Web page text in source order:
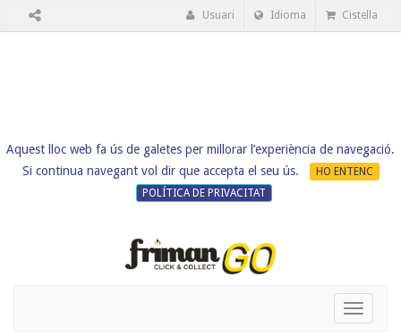
Aquest lloc web fa ús de galetes per millorar l’experiència de navegació.
Si continua navegant vol dir que accepta el seu ús.
HO ENTENC
POLÍTICA DE PRIVACITAT
Usuari Idioma Cistella
Toggle